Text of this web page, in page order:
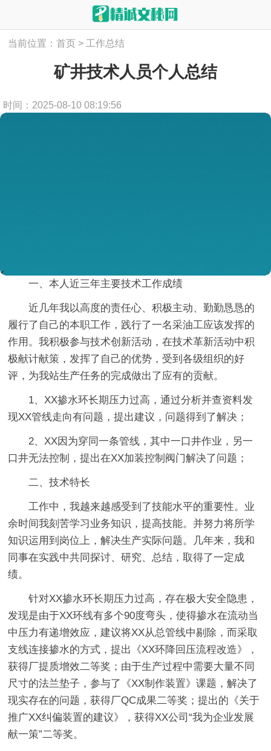
当前位置：首页 > 工作总结
矿井技术人员个人总结
时间：2025-08-10 08:19:56
一、本人近三年主要技术工作成绩
近几年我以高度的责任心、积极主动、勤勤恳恳的
履行了自己的本职工作，践行了一名采油工应该发挥的
作用。我积极参与技术创新活动，在技术革新活动中积
极献计献策，发挥了自己的优势，受到各级组织的好
评，为我站生产任务的完成做出了应有的贡献。
1、XX掺水环长期压力过高，通过分析并查资料发
现XX管线走向有问题，提出建议，问题得到了解决；
2、XX因为穿同一条管线，其中一口井作业，另一
口井无法控制，提出在XX加装控制阀门解决了问题；
二、技术特长
工作中，我越来越感受到了技能水平的重要性。业
余时间我刻苦学习业务知识，提高技能。并努力将所学
知识运用到岗位上，解决生产实际问题。几年来，我和
同事在实践中共同探讨、研究、总结，取得了一定成
绩。
针对XX掺水环长期压力过高，存在极大安全隐患，
发现是由于XX环线有多个90度弯头，使得掺水在流动当
中压力有递增效应，建议将XX从总管线中剔除，而采取
支线连接掺水的方式，提出《XX环降回压流程改造》，
获得厂提质增效二等奖； 由于生产过程中需要大量不同
尺寸的法兰垫子，参与了《XX制作装置》课题，解决了
现实存在的问题，获得厂QC成果二等奖；提出的《关于
推广XX纠偏装置的建议》，获得XX公司“我为企业发展
献一策”二等奖。